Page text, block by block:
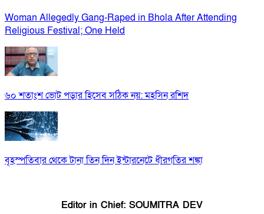
Woman Allegedly Gang-Raped in Bhola After Attending
Religious Festival; One Held
৬০ শতাংশ ভোট পড়ার হিসেব সঠিক নয়: মহসিন রশিদ
বৃহস্পতিবার থেকে টানা তিন দিন ইন্টারনেটে ধীরগতির শঙ্কা
Editor in Chief: SOUMITRA DEV